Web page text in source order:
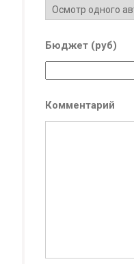
Бюджет (руб)
Комментарий